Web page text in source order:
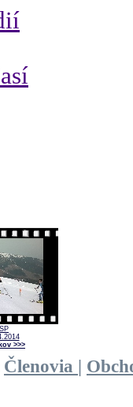
>>>
Členovia |